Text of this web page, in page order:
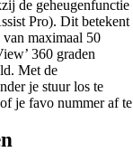
de geheugenfunctie
Pro). Dit betekent
maximaal 50
360 graden
Met de
je stuur los te
je favo nummer af te